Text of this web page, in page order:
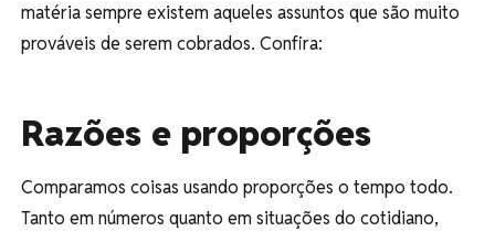
matéria sempre existem aqueles assuntos que são muito
prováveis de serem cobrados. Confira:
Razões e proporções
Comparamos coisas usando proporções o tempo todo.
Tanto em números quanto em situações do cotidiano,